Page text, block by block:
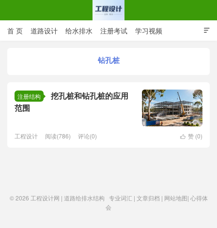

首 页 道路设计 给水排水 注册考试 学习视频
钻孔桩
注册结构
挖孔桩和钻孔桩的应用
范围
 赞 (0)
工程设计 阅读(786) 评论(0)
© 2026 工程设计网 | 道路给排水结构 专业词汇 | 文章归档 | 网站地图| 心得体
会